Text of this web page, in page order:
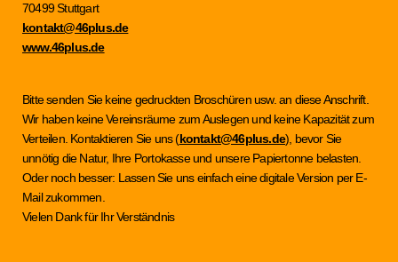
70499 Stuttgart
kontakt@46plus.de
www.46plus.de
Bitte senden Sie keine gedruckten Broschüren usw. an diese Anschrift.
Wir haben keine Vereinsräume zum Auslegen und keine Kapazität zum
Verteilen. Kontaktieren Sie uns (kontakt@46plus.de), bevor Sie
unnötig die Natur, Ihre Portokasse und unsere Papiertonne belasten.
Oder noch besser: Lassen Sie uns einfach eine digitale Version per E-
Mail zukommen.
Vielen Dank für Ihr Verständnis